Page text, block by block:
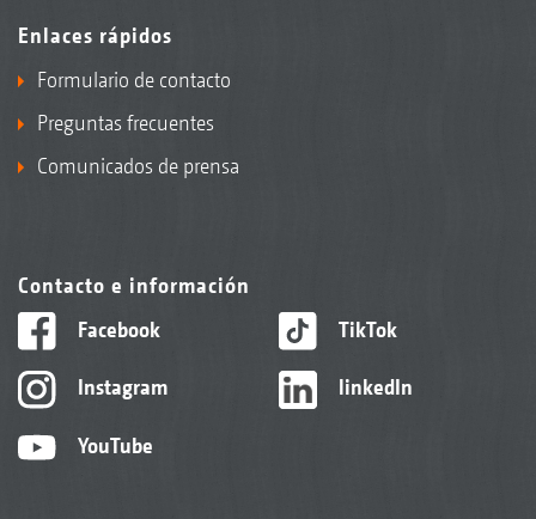
Enlaces rápidos
Formulario de contacto
Preguntas frecuentes
Comunicados de prensa
Contacto e información
Facebook
Instagram
YouTube
TikTok
linkedIn